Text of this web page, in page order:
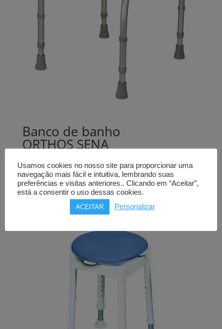
Banco de banho
ORTHOS SENA
53,00€
Comprar
Usamos cookies no nosso site para proporcionar uma
navegação mais fácil e intuitiva, lembrando suas
preferências e visitas anteriores.. Clicando em “Aceitar”,
está a consentir o uso dessas cookies.
ACEITAR Personalizar